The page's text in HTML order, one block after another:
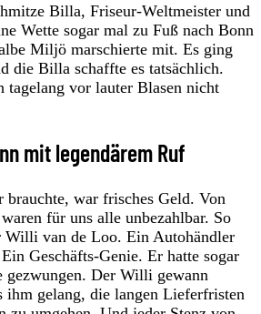
Billa, Friseur-Weltmeister und
Wette sogar mal zu Fuß nach Bonn
Miljö marschierte mit. Es ging
die Billa schaffte es tatsächlich.
tagelang vor lauter Blasen nicht
mit legendärem Ruf
war frisches Geld. Von
für uns alle unbezahlbar. So
Willi van de Loo. Ein Autohändler
Geschäfts-Genie. Er hatte sogar
gezwungen. Der Willi gewann
ihm gelang, die langen Lieferfristen